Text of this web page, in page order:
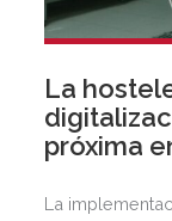
La
próxima
La